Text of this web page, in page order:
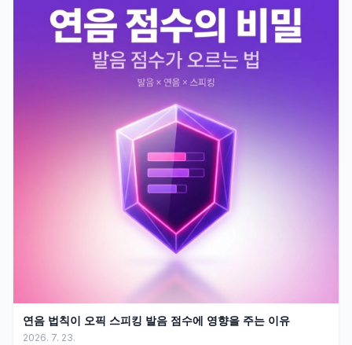
연음 법칙이 오픽 스피킹 발음 점수에 영향을 주는 이유
2026. 7. 23.